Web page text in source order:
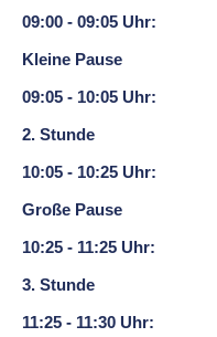
09:00 - 09:05 Uhr:
Kleine Pause
09:05 - 10:05 Uhr:
2. Stunde
10:05 - 10:25 Uhr:
Große Pause
10:25 - 11:25 Uhr:
3. Stunde
11:25 - 11:30 Uhr: